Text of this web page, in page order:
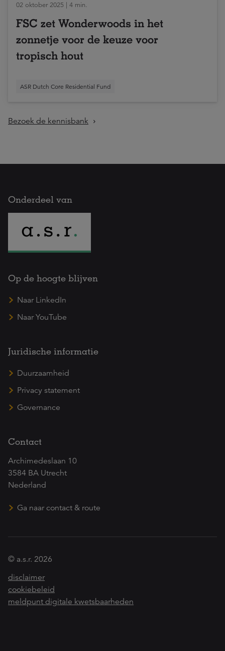
02 oktober 2025 | 4 min.
FSC zet Wonderwoods in het
zonnetje voor de keuze voor
tropisch hout
ASR Dutch Core Residential Fund
Bezoek de kennisbank
Onderdeel van
Op de hoogte blijven
Naar LinkedIn
Naar YouTube
Juridische informatie
Duurzaamheid
Privacy statement
Governance
Contact
Archimedeslaan 10
3584 BA Utrecht
Nederland
Ga naar contact & route
© a.s.r. 2026
disclaimer
cookiebeleid
meldpunt digitale kwetsbaarheden